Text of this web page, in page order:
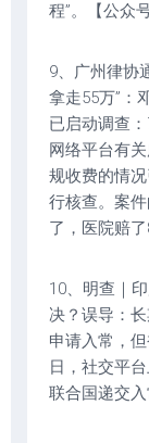
程”。【公众
9、广州律协
拿走55万”：
已启动调查
网络平台有
规收费的情
行核查。案
了，医院赔
10、明查｜
决？误导：
申请入常，
日，社交平
联合国递交